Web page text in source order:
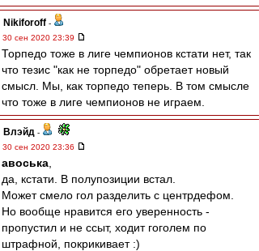
Nikiforoff -
30 сен 2020 23:39
Торпедо тоже в лиге чемпионов кстати нет, так
что тезис "как не торпедо" обретает новый
смысл. Мы, как торпедо теперь. В том смысле
что тоже в лиге чемпионов не играем.
Влэйд -
30 сен 2020 23:36
авоська
да, кстати. В полупозиции встал.
Может смело гол разделить с центрдефом.
Но вообще нравится его уверенность -
пропустил и не ссыт, ходит гоголем по
штрафной, покрикивает :)